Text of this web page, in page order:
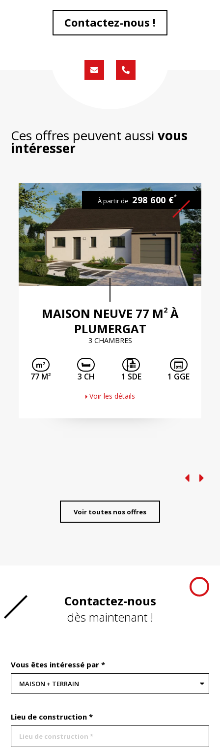
Contactez-nous !
Formulaire
de
02
59
Ces offres peuvent aussivous
intéresser
MAISON NEUVE 77 M2À
PLUMERGAT
3 CHAMBRES
À partir de 298 600 €*
77 M2 3 CH 1 SDE 1 GGE
Voir les détails
Voir toutes nos offres
Contactez-nous
dès maintenant !
Vous êtes intéressé par *
Lieu de construction *